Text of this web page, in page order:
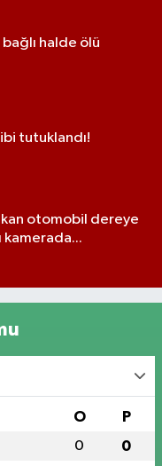
halde ölü
tutuklandı!
otomobil dereye
kamerada...
O P
0 0